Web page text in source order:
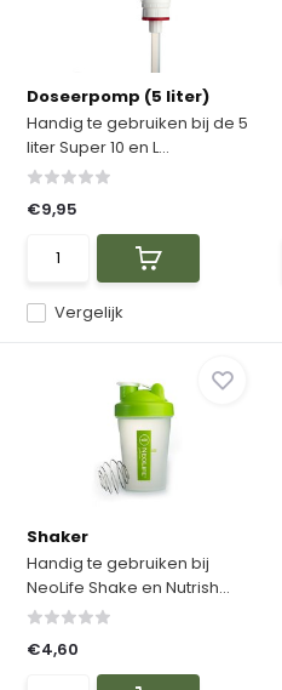
Doseerpomp (5 liter)
Handig te gebruiken bij de 5
liter Super 10 en L...
Vergelijk
€9,95
Shaker
Handig te gebruiken bij
NeoLife Shake en Nutrish...
€4,60